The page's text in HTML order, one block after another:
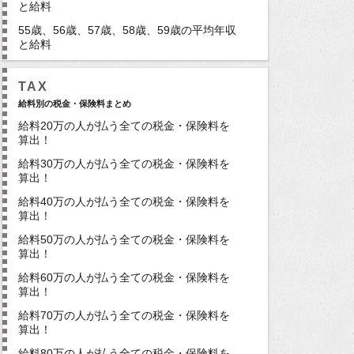
と給料
55歳、56歳、57歳、58歳、59歳の平均年収
と給料
TAX
給料別の税金・保険料まとめ
給料20万の人が払う全ての税金・保険料を
算出！
給料30万の人が払う全ての税金・保険料を
算出！
給料40万の人が払う全ての税金・保険料を
算出！
給料50万の人が払う全ての税金・保険料を
算出！
給料60万の人が払う全ての税金・保険料を
算出！
給料70万の人が払う全ての税金・保険料を
算出！